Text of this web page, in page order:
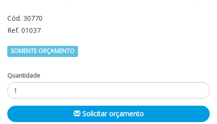
Cód. 30770
Ref. 01037
SOMENTE ORÇAMENTO
Quantidade
Solicitar orçamento